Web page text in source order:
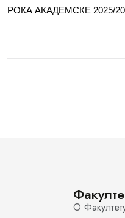
РОКА АКАДЕМСКЕ 2025/
О